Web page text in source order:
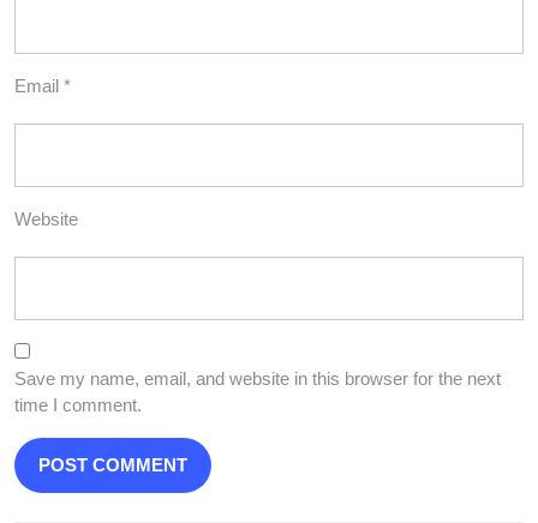
Email *
Website
Save my name, email, and website in this browser for the next
time I comment.